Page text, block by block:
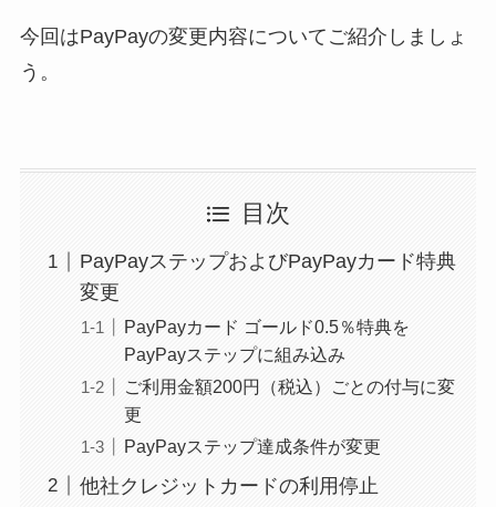
今回はPayPayの変更内容についてご紹介しましょ
う。
目次
PayPayステップおよびPayPayカード特典
変更
PayPayカード ゴールド0.5％特典を
PayPayステップに組み込み
ご利用金額200円（税込）ごとの付与に変
更
PayPayステップ達成条件が変更
他社クレジットカードの利用停止